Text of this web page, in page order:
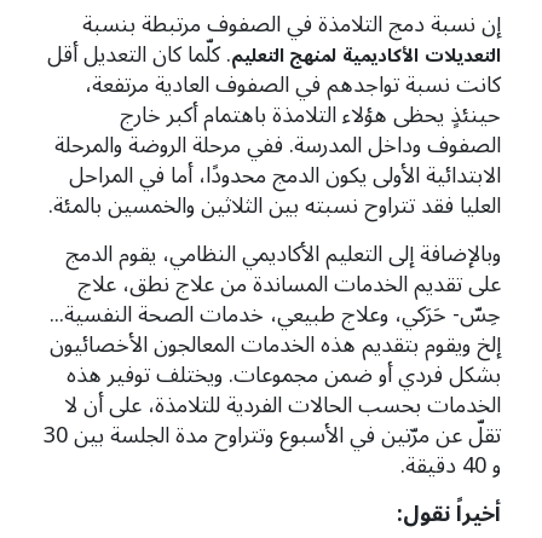
إن نسبة دمج التلامذة في الصفوف مرتبطة بنسبة
التعديلات الأكاديمية لمنهج التعليم. كلّما كان التعديل أقل
كانت نسبة تواجدهم في الصفوف العادية مرتفعة،
حينئذٍ يحظى هؤلاء التلامذة باهتمام أكبر خارج
الصفوف وداخل المدرسة. ففي مرحلة الروضة والمرحلة
الابتدائية الأولى يكون الدمج محدودًا، أما في المراحل
العليا فقد تتراوح نسبته بين الثلاثين والخمسين بالمئة.
وبالإضافة إلى التعليم الأكاديمي النظامي، يقوم الدمج
على تقديم الخدمات المساندة من علاج نطق، علاج
حِسّ- حَرَكي، وعلاج طبيعي، خدمات الصحة النفسية...
إلخ ويقوم بتقديم هذه الخدمات المعالجون الأخصائيون
بشكل فردي أو ضمن مجموعات. ويختلف توفير هذه
الخدمات بحسب الحالات الفردية للتلامذة، على أن لا
تقلّ عن مرّتين في الأسبوع وتتراوح مدة الجلسة بين 30
و 40 دقيقة.
أخيراً نقول: